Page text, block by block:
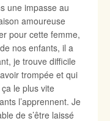
une impasse au
amoureuse
pour cette femme,
nos enfants, il a
je trouve difficile
trompée et qui
le plus vite
l’apprennent. Je
de s’être laissé